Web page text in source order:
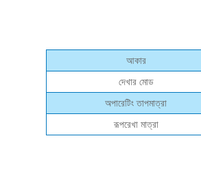
আকার
দেখার মোড
অপারেটিং তাপমাত্রা
রূপরেখা মাত্রা